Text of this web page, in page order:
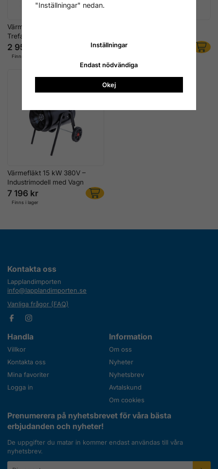
Värmefläkt 5 kW 380V –
Trefas Industrimodell
2 956 kr
Finns i lager
4 636 kr
Värmefläkt 15 kW 380V –
Industrimodell med Vagn
7 196 kr
Finns i lager
Kontakta oss
Lapplandimporten
info@lapplandimporten.se
Vanliga frågor (FAQ)
Handla
Villkor
Kontakta oss
Mina favoriter
Logga in
Information
Om oss
Nyheter
Nyhetsbrev
Avtalskund
Om cookies
Prenumerera på nyhetsbrevet för våra bästa
erbjudanden och nyheter!
De uppgifter du matar in kommer endast användas till våra
nyhetsbrev.
"Inställningar" nedan.
Inställningar
Endast nödvändiga
Okej